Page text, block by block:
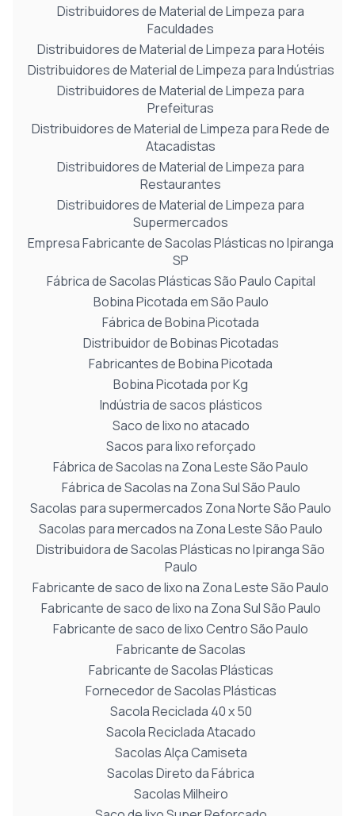
Distribuidores de Material de Limpeza para
Faculdades
Distribuidores de Material de Limpeza para Hotéis
Distribuidores de Material de Limpeza para Indústrias
Distribuidores de Material de Limpeza para
Prefeituras
Distribuidores de Material de Limpeza para Rede de
Atacadistas
Distribuidores de Material de Limpeza para
Restaurantes
Distribuidores de Material de Limpeza para
Supermercados
Empresa Fabricante de Sacolas Plásticas no Ipiranga
SP
Fábrica de Sacolas Plásticas São Paulo Capital
Bobina Picotada em São Paulo
Fábrica de Bobina Picotada
Distribuidor de Bobinas Picotadas
Fabricantes de Bobina Picotada
Bobina Picotada por Kg
Indústria de sacos plásticos
Saco de lixo no atacado
Sacos para lixo reforçado
Fábrica de Sacolas na Zona Leste São Paulo
Fábrica de Sacolas na Zona Sul São Paulo
Sacolas para supermercados Zona Norte São Paulo
Sacolas para mercados na Zona Leste São Paulo
Distribuidora de Sacolas Plásticas no Ipiranga São
Paulo
Fabricante de saco de lixo na Zona Leste São Paulo
Fabricante de saco de lixo na Zona Sul São Paulo
Fabricante de saco de lixo Centro São Paulo
Fabricante de Sacolas
Fabricante de Sacolas Plásticas
Fornecedor de Sacolas Plásticas
Sacola Reciclada 40 x 50
Sacola Reciclada Atacado
Sacolas Alça Camiseta
Sacolas Direto da Fábrica
Sacolas Milheiro